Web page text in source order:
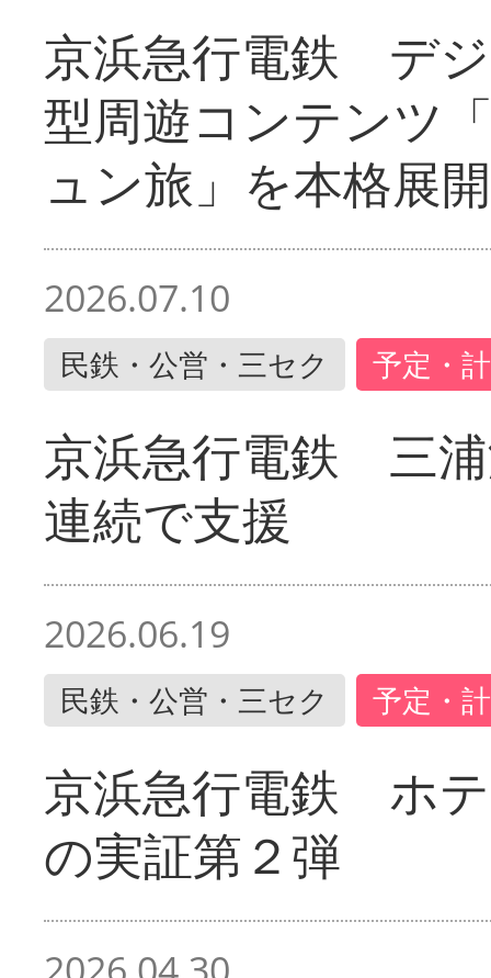
京浜急行電鉄 デ
型周遊コンテンツ
ュン旅」を本格展開
2026.07.10
民鉄・公営・三セク 予定・
京浜急行電鉄 三
連続で支援
2026.06.19
民鉄・公営・三セク 予定・
京浜急行電鉄 ホ
の実証第２弾